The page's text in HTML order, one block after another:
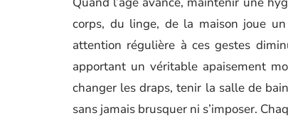
corps, du linge, de la maison joue
attention régulière à ces gestes
apportant un véritable apaisement
changer les draps, tenir la salle de
sans jamais brusquer ni s’imposer.